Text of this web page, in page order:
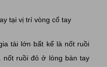
tại vị trí vòng cổ tay
tài lớn bất kể là nốt ruồi
nốt ruồi đỏ ở lòng bàn tay